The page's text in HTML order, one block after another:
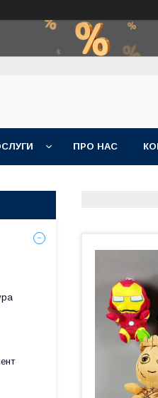
ПРО НАС